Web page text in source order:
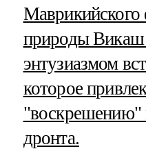
природы Викаш
энтузиазмом
которое
"воскрешению"
дронта.